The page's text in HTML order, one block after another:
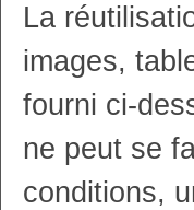
La
images,
fourni ci-
ne peut se
conditions,